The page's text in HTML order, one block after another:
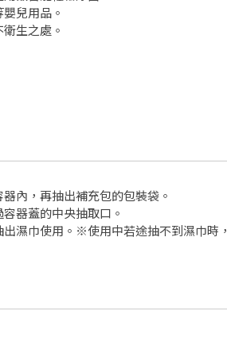
兒用品。
生之處。
內，再抽出補充包的包裝袋。
器蓋的中央抽取口。
濕巾使用。※使用中若途抽不到濕巾時